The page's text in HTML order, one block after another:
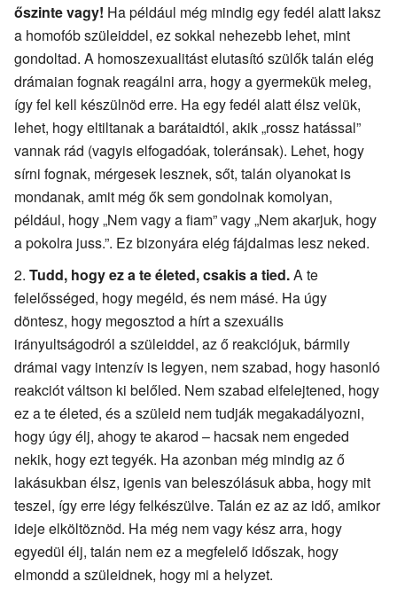
őszinte vagy! Ha például még mindig egy fedél alatt laksz
a homofób szüleiddel, ez sokkal nehezebb lehet, mint
gondoltad. A homoszexualitást elutasító szülők talán elég
drámaian fognak reagálni arra, hogy a gyermekük meleg,
így fel kell készülnöd erre. Ha egy fedél alatt élsz velük,
lehet, hogy eltiltanak a barátaidtól, akik „rossz hatással”
vannak rád (vagyis elfogadóak, toleránsak). Lehet, hogy
sírni fognak, mérgesek lesznek, sőt, talán olyanokat is
mondanak, amit még ők sem gondolnak komolyan,
például, hogy „Nem vagy a fiam” vagy „Nem akarjuk, hogy
a pokolra juss.”. Ez bizonyára elég fájdalmas lesz neked.
Tudd, hogy ez a te életed, csakis a tied.A te
felelősséged, hogy megéld, és nem másé. Ha úgy
döntesz, hogy megosztod a hírt a szexuális
irányultságodról a szüleiddel, az ő reakciójuk, bármily
drámai vagy intenzív is legyen, nem szabad, hogy hasonló
reakciót váltson ki belőled. Nem szabad elfelejtened, hogy
ez a te életed, és a szüleid nem tudják megakadályozni,
hogy úgy élj, ahogy te akarod – hacsak nem engeded
nekik, hogy ezt tegyék. Ha azonban még mindig az ő
lakásukban élsz, igenis van beleszólásuk abba, hogy mit
teszel, így erre légy felkészülve. Talán ez az az idő, amikor
ideje elköltöznöd. Ha még nem vagy kész arra, hogy
egyedül élj, talán nem ez a megfelelő időszak, hogy
elmondd a szüleidnek, hogy mi a helyzet.